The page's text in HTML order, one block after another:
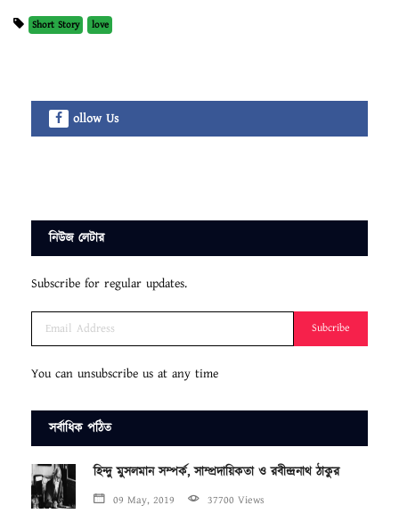
Short Story love
ollow Us
নিউজ লেটার
Subscribe for regular updates.
Subcribe
You can unsubscribe us at any time
সর্বাধিক পঠিত
হিন্দু মুসলমান সম্পর্ক, সাম্প্রদায়িকতা ও রবীন্দ্রনাথ ঠাকুর
09 May, 2019 37700 Views